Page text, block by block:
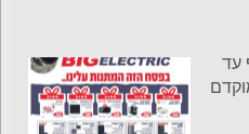
עד